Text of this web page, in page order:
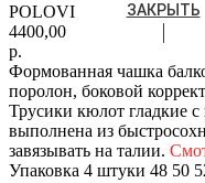
ЗАКРЫТЬ
POLOVI
4400,00
р.
Формованная чашка
поролон, боковой
Трусики кюлот гладкие
выполнена из
завязывать на талии.
Упаковка 4 штуки 48 50